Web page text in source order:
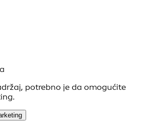
potrebno je da omogućite